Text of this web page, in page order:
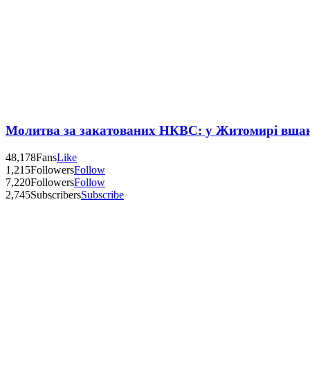
Молитва за закатованих НКВС: у Житомирі
48,178FansLike
1,215FollowersFollow
7,220FollowersFollow
2,745SubscribersSubscribe